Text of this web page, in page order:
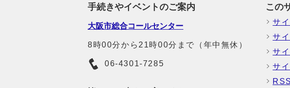
手続きやイベントのご案内
大阪市総合コールセンター
8時00分から21時00分まで（年中無休）
06-4301-7285
この
サ
サ
サ
サ